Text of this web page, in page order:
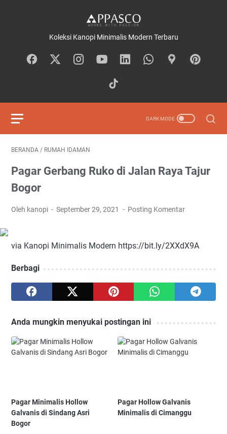
Koleksi Kanopi Minimalis Modern Terbaru
BERANDA / RUMAH IDAMAN
Pagar Gerbang Ruko di Jalan Raya Tajur
Bogor
Oleh kanopi September 29, 2021 Posting Komentar
via Kanopi Minimalis Modern https://bit.ly/2XXdX9A
Berbagi
Anda mungkin menyukai postingan ini
Pagar Minimalis Hollow
Galvanis di Sindang Asri
Bogor
Pagar Hollow Galvanis
Minimalis di Cimanggu